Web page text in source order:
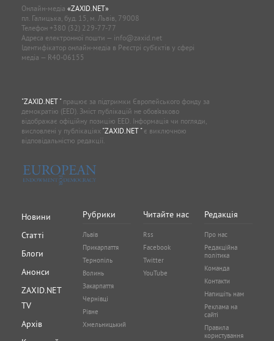
Онлайн-медіа «ZAXID.NET»
пл. Галицька, буд. 15, м. Львів, 79008
Телефон +380 (32) 229-77-77
Адреса електронної пошти — info@zaxid.net
Ідентифікатор онлайн-медіа в Реєстрі суб'єктів у сфері
медіа — R40-06155
"ZAXID.NET "працює за підтримки Європейського фонду за
демократію (EED). Зміст публікацій не обов’язково
відображає офіційну позицію EED. Інформація чи погляди,
висловлені у публікаціях "ZAXID.NET "є виключною
відповідальністю редакції.
Новини
Статті
Блоги
Анонси
ZAXID.NET
TV
Архів
Рубрики
Львів
Прикарпаття
Тернопіль
Волинь
Закарпаття
Чернівці
Рівне
Хмельницький
Читайте нас
Rss
Facebook
Twitter
YouTube
Редакція
Про нас
Редакційна
політика
Команда
Контакти
Напишіть нам
Реклама на
сайті
Правила
користування